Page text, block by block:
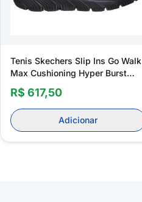
Tenis Skechers Slip Ins Go Walk
Max Cushioning Hyper Burst
Masculino
R$ 617,50
Adicionar